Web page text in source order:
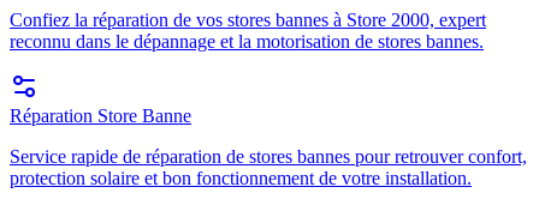
Confiez la réparation de vos stores bannes à Store 2000, expert
reconnu dans le dépannage et la motorisation de stores bannes.
Réparation Store Banne
Service rapide de réparation de stores bannes pour retrouver confort,
protection solaire et bon fonctionnement de votre installation.